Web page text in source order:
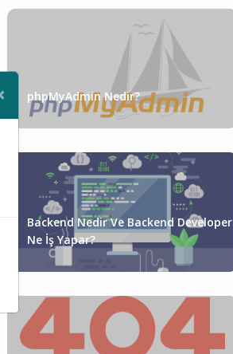
phpMyAdmin Nedir?
Backend Nedir Ve Backend Developer
Ne İş Yapar?
Close